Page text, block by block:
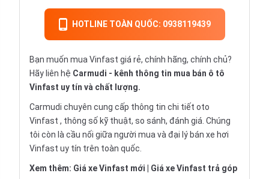
HOTLINE TOÀN QUỐC: 0938119439
Bạn muốn mua Vinfast giá rẻ, chính hãng, chính chủ?
Hãy liên hệ Carmudi - kênh thông tin mua bán ô tô
Vinfast uy tín và chất lượng.
Carmudi chuyên cung cấp thông tin chi tiết oto
Vinfast , thông số kỹ thuật, so sánh, đánh giá. Chúng
tôi còn là cầu nối giữa người mua và đại lý bán xe hơi
Vinfast uy tín trên toàn quốc.
Xem thêm: Giá xe Vinfast mới Giá xe Vinfast trả góp